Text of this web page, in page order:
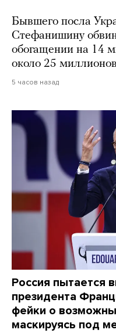
Бывшего посла
Стефанишину
обогащении на 14
около 25
5 часов назад
Россия пытается
президента
фейки о
маскируясь под